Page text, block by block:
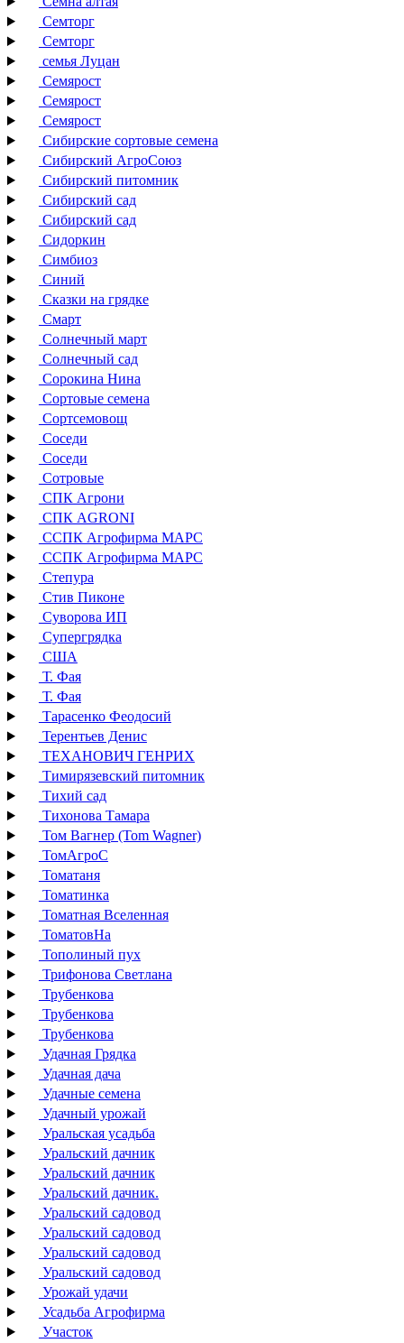
Семторг
Семторг
семья Луцан
Семярост
Семярост
Семярост
Сибирские сортовые семена
Сибирский АгроСоюз
Сибирский питомник
Сибирский сад
Сибирский сад
Сидоркин
Симбиоз
Синий
Сказки на грядке
Смарт
Солнечный март
Солнечный сад
Сорокина Нина
Сортовые семена
Сортсемовощ
Соседи
Соседи
Сотровые
СПК Агрони
СПК AGRONI
ССПК Агрофирма МАРС
ССПК Агрофирма МАРС
Степура
Стив Пиконе
Суворова ИП
Супергрядка
США
Т. Фая
Т. Фая
Тарасенко Феодосий
Терентьев Денис
ТЕХАНОВИЧ ГЕНРИХ
Тимирязевский питомник
Тихий сад
Тихонова Тамара
Том Вагнер (Tom Wagner)
ТомАгроС
Томатаня
Томатинка
Томатная Вселенная
ТоматовНа
Тополиный пух
Трифонова Светлана
Трубенкова
Трубенкова
Трубенкова
Удачная Грядка
Удачная дача
Удачные семена
Удачный урожай
Уральская усадьба
Уральский дачник
Уральский дачник
Уральский дачник.
Уральский садовод
Уральский садовод
Уральский садовод
Уральский садовод
Урожай удачи
Усадьба Агрофирма
Участок